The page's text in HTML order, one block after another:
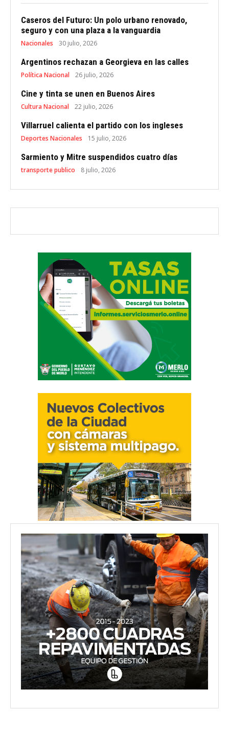
Caseros del Futuro: Un polo urbano renovado,
seguro y con una plaza a la vanguardia
Nacionales 30 julio, 2026
Argentinos rechazan a Georgieva en las calles
Política Nacional 26 julio, 2026
Cine y tinta se unen en Buenos Aires
Cultura Nacional 22 julio, 2026
Villarruel calienta el partido con los ingleses
Deportes Nacionales 15 julio, 2026
Sarmiento y Mitre suspendidos cuatro días
transporte publico 8 julio, 2026